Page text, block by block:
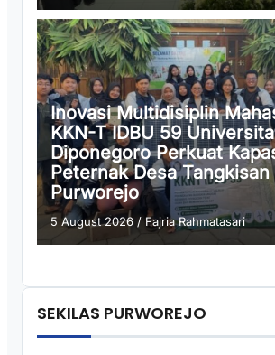
Inovasi Multidisiplin
KKN-T IDBU 59
Diponegoro Perkuat
Peternak Desa Tangkisan
Purworejo
5 August 2026 /Fajria Rahmatasari
SEKILAS PURWOREJO